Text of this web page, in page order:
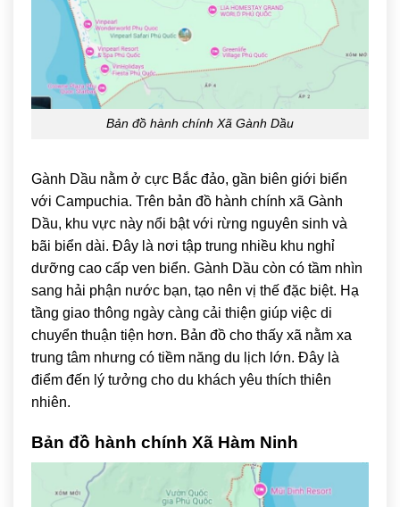
Bản đồ hành chính Xã Gành Dầu
Gành Dầu nằm ở cực Bắc đảo, gần biên giới biển
với Campuchia. Trên bản đồ hành chính xã Gành
Dầu, khu vực này nổi bật với rừng nguyên sinh và
bãi biển dài. Đây là nơi tập trung nhiều khu nghỉ
dưỡng cao cấp ven biển. Gành Dầu còn có tầm nhìn
sang hải phận nước bạn, tạo nên vị thế đặc biệt. Hạ
tầng giao thông ngày càng cải thiện giúp việc di
chuyển thuận tiện hơn. Bản đồ cho thấy xã nằm xa
trung tâm nhưng có tiềm năng du lịch lớn. Đây là
điểm đến lý tưởng cho du khách yêu thích thiên
nhiên.
Bản đồ hành chính Xã Hàm Ninh